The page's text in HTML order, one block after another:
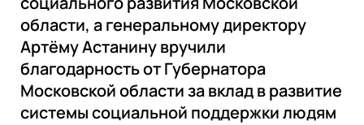
области, а генеральному директору
Артёму Астанину вручили
благодарность от Губернатора
Московской области за вклад в развитие
системы социальной поддержки людям